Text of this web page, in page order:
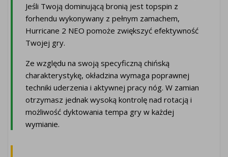
Jeśli Twoją dominującą bronią jest topspin z
forhendu wykonywany z pełnym zamachem,
Hurricane 2 NEO pomoże zwiększyć efektywność
Twojej gry.
Ze względu na swoją specyficzną chińską
charakterystykę, okładzina wymaga poprawnej
techniki uderzenia i aktywnej pracy nóg. W zamian
otrzymasz jednak wysoką kontrolę nad rotacją i
możliwość dyktowania tempa gry w każdej
wymianie.